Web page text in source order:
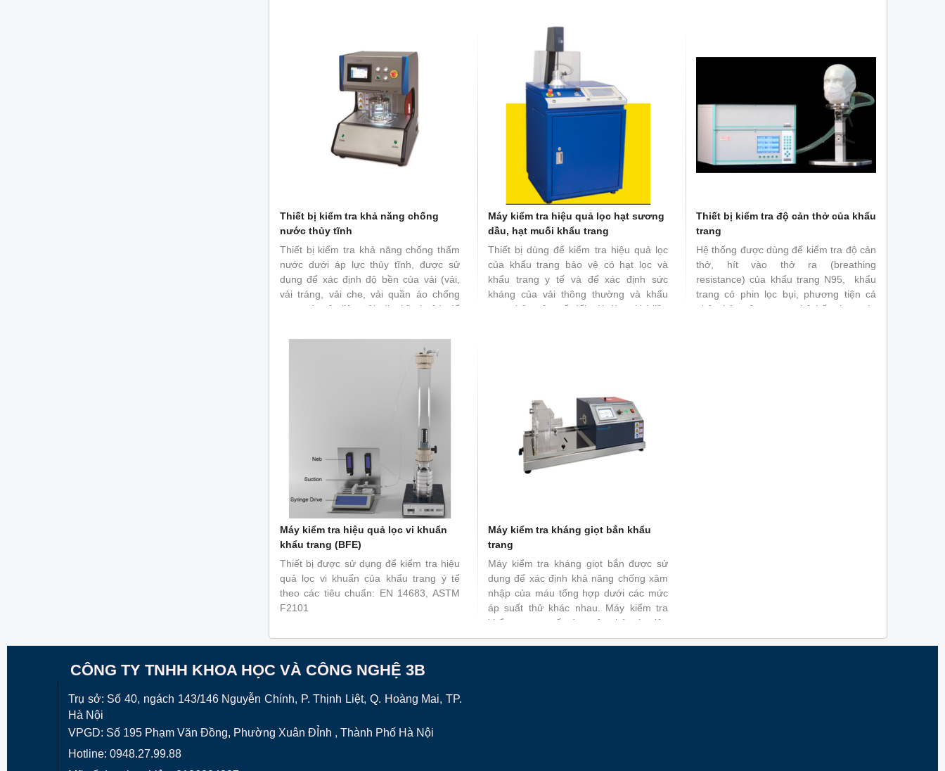
F1671 được sử dụng để kiểm tra các
mẫu vật liệu quần áo bảo hộ, các cụm
như đường nối và bao đóng kín, hoặc
các bề mặt được sử dụng trong việc
thiết kế quần áo bảo hộ. Thiết bị thử
nghiệm thẩm thấu kiểm tra khả năng
chống lại sự xâm nhập có thể nhìn thấy
của chất lỏng thử nghiệm và được xác
định khi chất lỏng tiếp xúc liên tục với bề
mặt bên ngoài (bên ngoài) thông
thường của mẫu thử theo phương pháp
Thiết bị kiểm tra khả năng chống
nước thủy tĩnh
Thiết bị kiểm tra khả năng chống thấm
nước dưới áp lực thủy tĩnh, được sử
dụng để xác định độ bền của vải (vải,
vải tráng, vải che, vải quần áo chống
mưa và vật liệu vải địa kỹ thuật) để
mẫu trong khu vực thử nghiệm tiêu
chuẩn. Đáp ứng tiêu chuẩn như EN
14126 - 2003, EN14325, EN ISO 7854
Máy kiểm tra hiệu quả lọc hạt sương
dầu, hạt muối khẩu trang
Thiết bị dùng để kiểm tra hiệu quả lọc
của khẩu trang bảo vệ có hạt lọc và
khẩu trang y tế và để xác định sức
kháng của vải thông thường và khẩu
trang bảo vệ y tế đối với dòng khí liên
Thiết bị kiểm tra độ cản thở của khẩu
trang
Hệ thống được dùng để kiểm tra độ cản
thở, hít vào thở ra (breathing
resistance) của khẩu trang N95, khẩu
trang có phin lọc bụi, phương tiện cá
nhân bảo vệ cơ quan hô hấp theo các
Máy kiểm tra hiệu quả lọc vi khuẩn
khẩu trang (BFE)
Thiết bị được sử dụng để kiểm tra hiệu
quả lọc vi khuẩn của khẩu trang ý tế
theo các tiêu chuẩn: EN 14683, ASTM
F2101
Máy kiểm tra kháng giọt bắn khẩu
trang
Máy kiểm tra kháng giọt bắn được sử
dụng để xác định khả năng chống xâm
nhập của máu tổng hợp dưới các mức
áp suất thử khác nhau. Máy kiểm tra
khẩu trang y tế này tuân thủ các tiêu
chuẩn như: TCVN 8389-1: 2010; ISO
CÔNG TY TNHH KHOA HỌC VÀ CÔNG NGHỆ 3B
Trụ sở: Số 40, ngách 143/146 Nguyễn Chính, P. Thịnh Liệt, Q. Hoàng Mai, TP.
Hà Nội
VPGD: Số 195 Phạm Văn Đồng, Phường Xuân ĐỈnh , Thành Phố Hà Nội
Hotline: 0948.27.99.88